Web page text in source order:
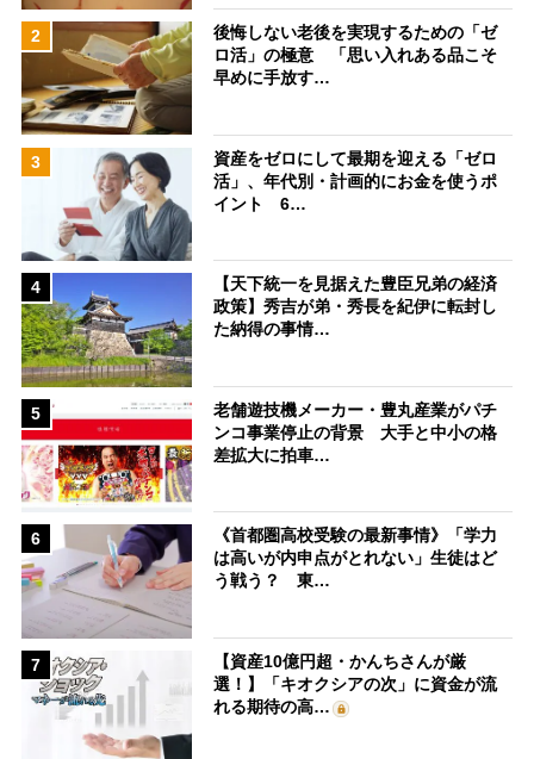
2
後悔しない老後を実現するための「ゼ
ロ活」の極意 「思い入れある品こそ
早めに手放す…
3
資産をゼロにして最期を迎える「ゼロ
活」、年代別・計画的にお金を使うポ
イント 6…
4
【天下統一を見据えた豊臣兄弟の経済
政策】秀吉が弟・秀長を紀伊に転封し
た納得の事情…
5
老舗遊技機メーカー・豊丸産業がパチ
ンコ事業停止の背景 大手と中小の格
差拡大に拍車…
6
《首都圏高校受験の最新事情》「学力
は高いが内申点がとれない」生徒はど
う戦う？ 東…
7
【資産10億円超・かんちさんが厳
選！】「キオクシアの次」に資金が流
れる期待の高…